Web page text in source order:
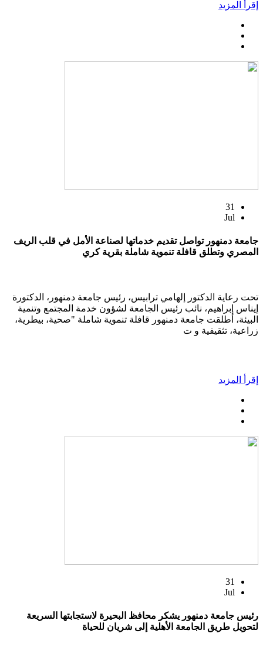
إقرأ المزيد
31
Jul
جامعة دمنهور تواصل تقديم خدماتها لصناعة الأمل في قلب الريف
المصري وتطلق قافلة تنموية شاملة بقرية كري
تحت رعاية الدكتور إلهامي ترابيس، رئيس جامعة دمنهور، الدكتورة
إيناس إبراهيم، نائب رئيس الجامعة لشؤون خدمة المجتمع وتنمية
البيئة، أطلقت جامعة دمنهور قافلة تنموية شاملة "صحية، بيطرية،
زراعية، تثقيفية و ت
إقرأ المزيد
31
Jul
رئيس جامعة دمنهور يشكر محافظ البحيرة لاستجابتها السريعة
لتحويل طريق الجامعة الأهلية إلى شريان للحياة